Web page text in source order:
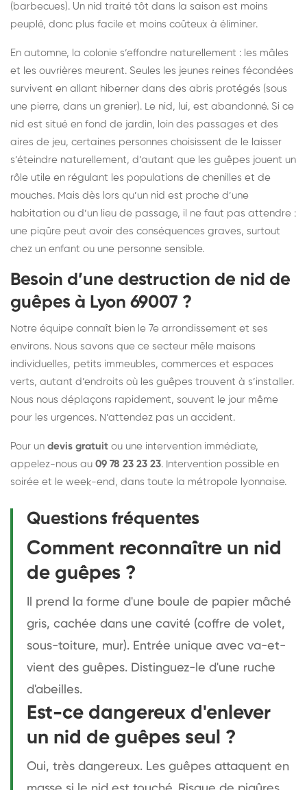
(barbecues). Un nid traité tôt dans la saison est moins
peuplé, donc plus facile et moins coûteux à éliminer.
En automne, la colonie s’effondre naturellement : les mâles
et les ouvrières meurent. Seules les jeunes reines fécondées
survivent en allant hiberner dans des abris protégés (sous
une pierre, dans un grenier). Le nid, lui, est abandonné. Si ce
nid est situé en fond de jardin, loin des passages et des
aires de jeu, certaines personnes choisissent de le laisser
s’éteindre naturellement, d’autant que les guêpes jouent un
rôle utile en régulant les populations de chenilles et de
mouches. Mais dès lors qu’un nid est proche d’une
habitation ou d’un lieu de passage, il ne faut pas attendre :
une piqûre peut avoir des conséquences graves, surtout
chez un enfant ou une personne sensible.
Besoin d’une destruction de nid de
guêpes à Lyon 69007 ?
Notre équipe connaît bien le 7e arrondissement et ses
environs. Nous savons que ce secteur mêle maisons
individuelles, petits immeubles, commerces et espaces
verts, autant d’endroits où les guêpes trouvent à s’installer.
Nous nous déplaçons rapidement, souvent le jour même
pour les urgences. N’attendez pas un accident.
Pour un devis gratuit ou une intervention immédiate,
appelez-nous au 09 78 23 23 23. Intervention possible en
soirée et le week-end, dans toute la métropole lyonnaise.
Questions fréquentes
Comment reconnaître un nid
de guêpes ?
Il prend la forme d'une boule de papier mâché
gris, cachée dans une cavité (coffre de volet,
sous-toiture, mur). Entrée unique avec va-et-
vient des guêpes. Distinguez-le d'une ruche
d'abeilles.
Est-ce dangereux d'enlever
un nid de guêpes seul ?
Oui, très dangereux. Les guêpes attaquent en